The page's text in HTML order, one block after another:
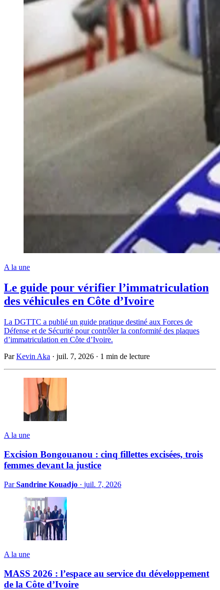
A la une
Le guide pour vérifier l’immatriculation
des véhicules en Côte d’Ivoire
La DGTTC a publié un guide pratique destiné aux Forces de
Défense et de Sécurité pour contrôler la conformité des plaques
d’immatriculation en Côte d’Ivoire.
ParKevin Aka · juil. 7, 2026 · 1 min de lecture
A la une
Excision Bongouanou : cinq fillettes excisées, trois
femmes devant la justice
ParSandrine Kouadjo · juil. 7, 2026
A la une
MASS 2026 : l’espace au service du développement
de la Côte d’Ivoire